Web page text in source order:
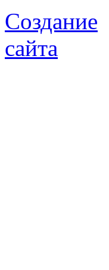
Создание
сайта